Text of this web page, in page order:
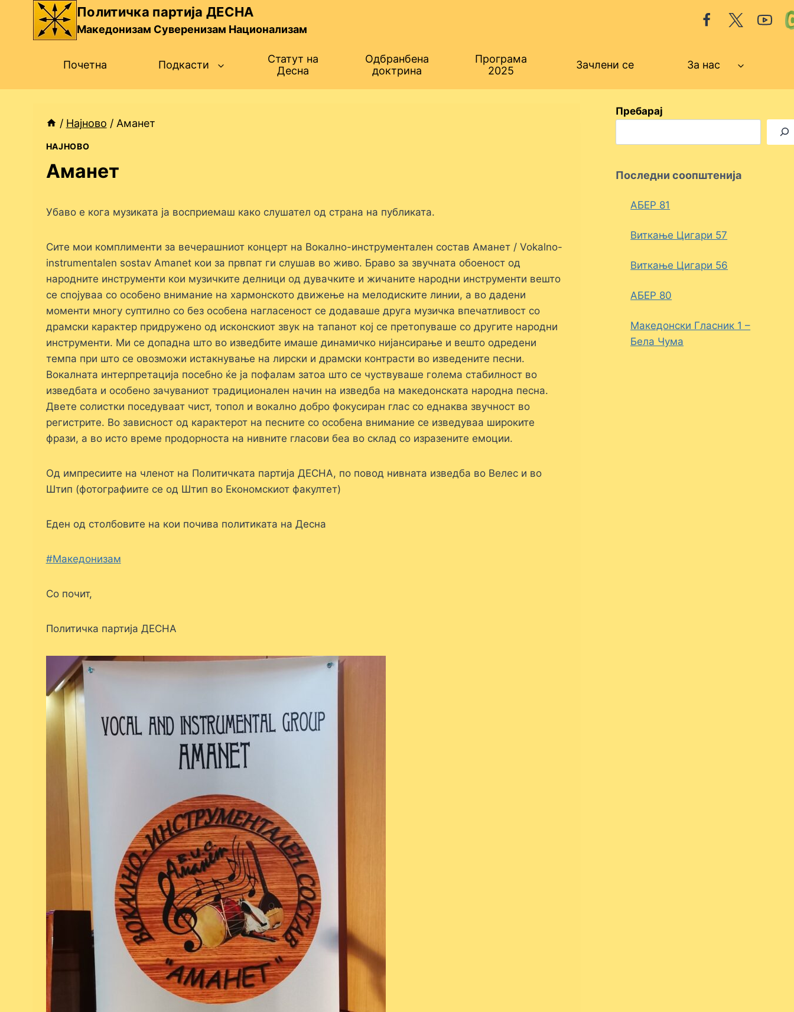
content
Политичка партија ДЕСНА
Македонизам Суверенизам Национализам
Почетна Подкасти
Статут на
Десна
Одбранбена
доктрина
Програма
2025
Зачлени се За нас
/ Најново / Аманет
НАЈНОВО
Аманет
Убаво е кога музиката ја восприемаш како слушател од страна на публиката.
Сите мои комплименти за вечерашниот концерт на Вокално-инструментален состав Аманет / Vokalno-
instrumentalen sostav Amanet кои за првпат ги слушав во живо. Браво за звучната обоеност од
народните инструменти кои музичките делници од дувачките и жичаните народни инструменти вешто
се спојуваа со особено внимание на хармонското движење на мелодиските линии, а во дадени
моменти многу суптилно со без особена нагласеност се додаваше друга музичка впечатливост со
драмски карактер придружено од исконскиот звук на тапанот кој се претопуваше со другите народни
инструменти. Ми се допадна што во изведбите имаше динамичко нијансирање и вешто одредени
темпа при што се овозможи истакнување на лирски и драмски контрасти во изведените песни.
Вокалната интерпретација посебно ќе ја пофалам затоа што се чуствуваше голема стабилност во
изведбата и особено зачуваниот традиционален начин на изведба на македонската народна песна.
Двете солистки поседуваат чист, топол и вокално добро фокусиран глас со еднаква звучност во
регистрите. Во зависност од карактерот на песните со особена внимание се изведуваа широките
фрази, а во исто време продорноста на нивните гласови беа во склад со изразените емоции.
Од импресиите на членот на Политичката партија ДЕСНА, по повод нивната изведба во Велес и во
Штип (фотографиите се од Штип во Економскиот факултет)
Еден од столбовите на кои почива политиката на Десна
#Македонизам
Со почит,
Политичка партија ДЕСНА
Пребарај
Последни соопштенија
АБЕР 81
Виткање Цигари 57
Виткање Цигари 56
АБЕР 80
Македонски Гласник 1 –
Бела Чума